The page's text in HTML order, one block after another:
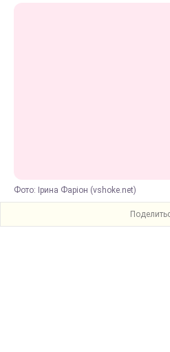
Фото: Ірина Фаріон (vshoke.net)